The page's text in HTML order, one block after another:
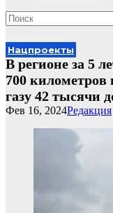
Нацпроекты
В регионе за 5
700 километров
газу 42 тысячи
Редакция
Фев 16, 2024